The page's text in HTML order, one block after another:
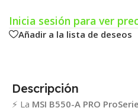
Inicia sesión para ver
Añadir a la lista de deseos
Descripción
⚡ La MSI B550-A PRO